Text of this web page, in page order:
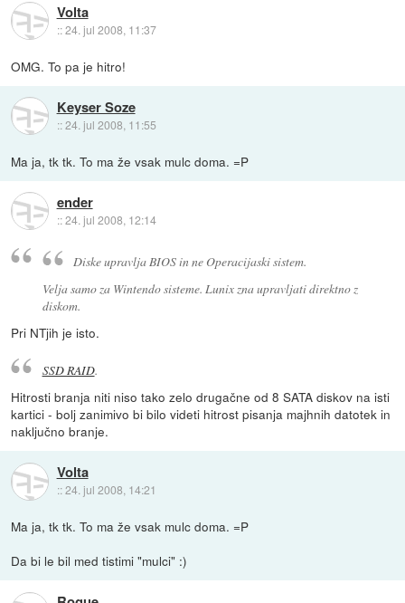
Volta
::24. jul 2008, 11:37
OMG. To pa je hitro!
Keyser Soze
::24. jul 2008, 11:55
Ma ja, tk tk. To ma že vsak mulc doma. =P
ender
::24. jul 2008, 12:14
Diske upravlja BIOS in ne Operacijaski sistem.
Velja samo za Wintendo sisteme. Lunix zna upravljati direktno z
diskom.
Pri NTjih je isto.
SSD RAID.
Hitrosti branja niti niso tako zelo drugačne od 8 SATA diskov na isti
kartici - bolj zanimivo bi bilo videti hitrost pisanja majhnih datotek in
naključno branje.
Volta
::24. jul 2008, 14:21
Ma ja, tk tk. To ma že vsak mulc doma. =P
Da bi le bil med tistimi "mulci" :)